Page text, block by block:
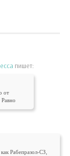
пишет:
от
Рабепразол-СЗ,